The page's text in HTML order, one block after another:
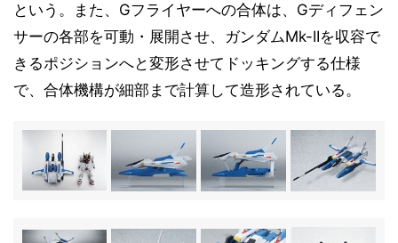
という。また、Gフライヤーへの合体は、Gディフェン
サーの各部を可動・展開させ、ガンダムMk-IIを収容で
きるポジションへと変形させてドッキングする仕様
で、合体機構が細部まで計算して造形されている。